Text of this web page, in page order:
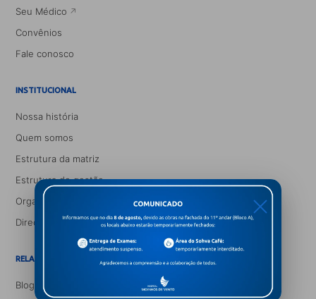
Seu Médico
Convênios
Fale conosco
INSTITUCIONAL
Nossa história
Quem somos
Estrutura da matriz
Estrutura de gestão
Organograma médico
Direção corpo clínico
RELACIONAMENTO E INFORMAÇÃO
Blog Saúde e Você
X